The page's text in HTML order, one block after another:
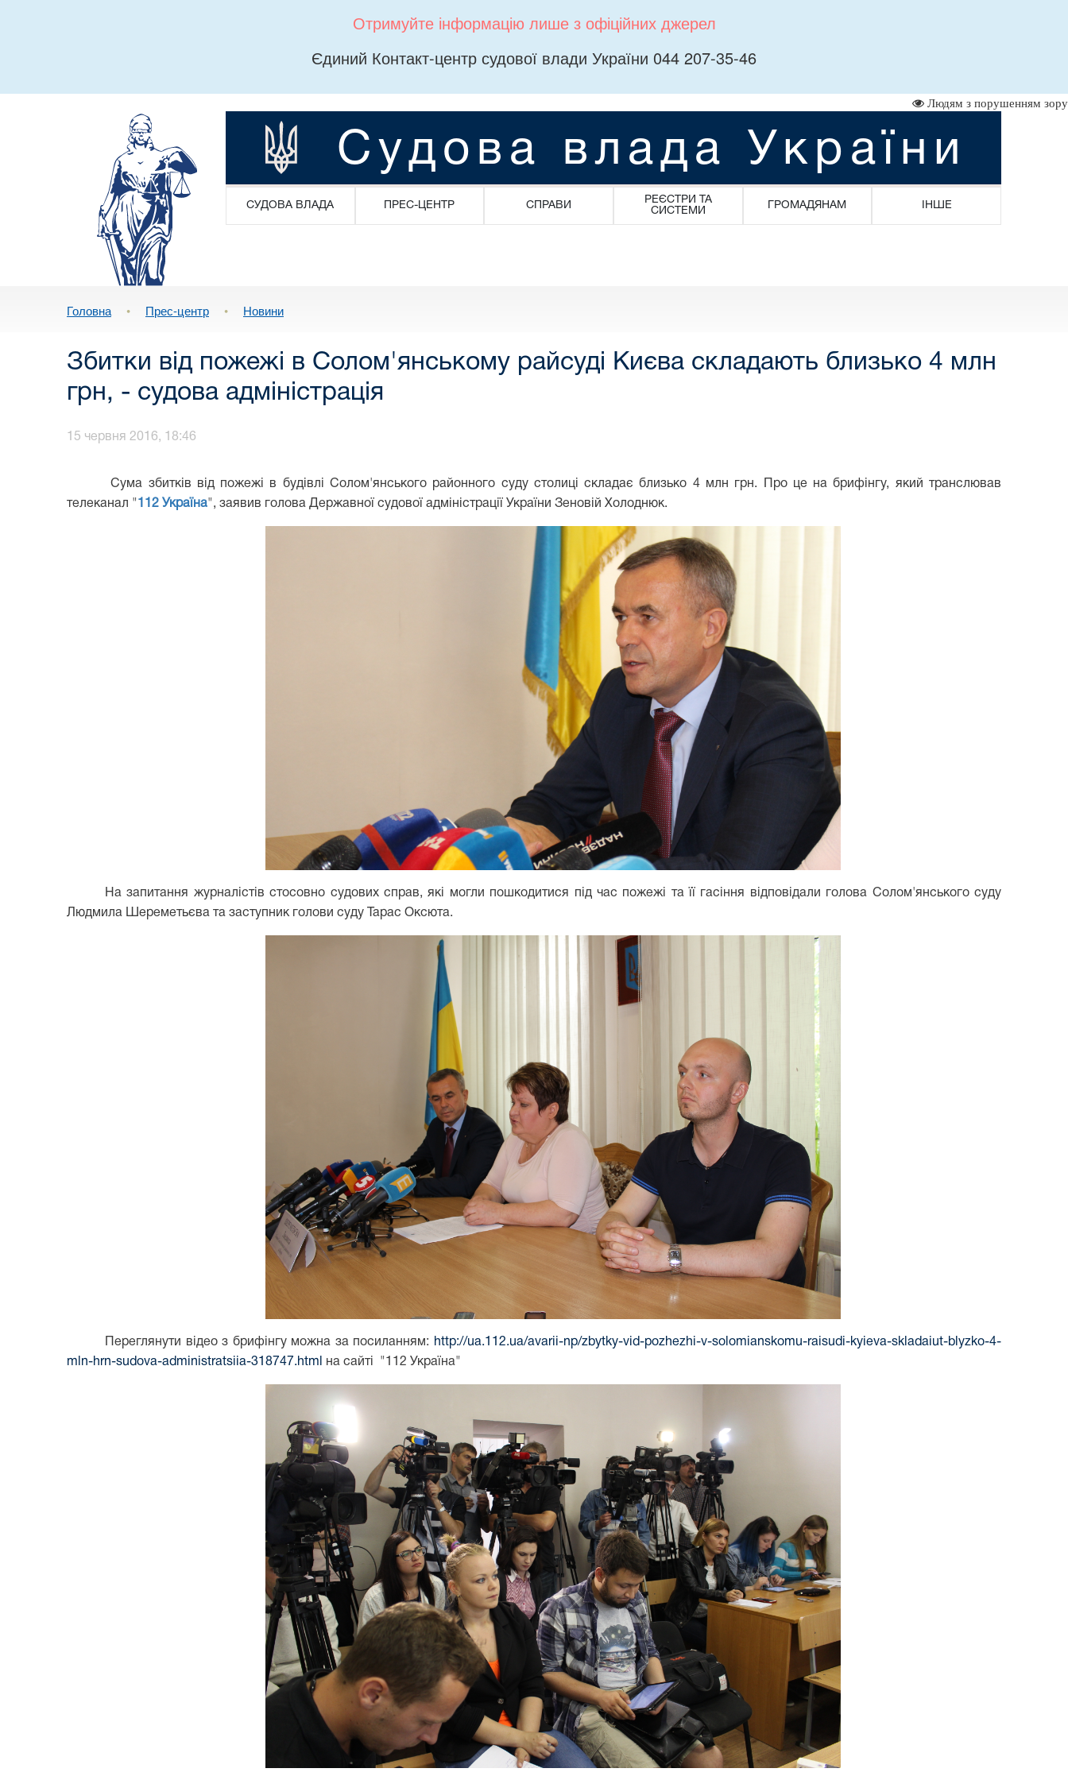
Отримуйте інформацію лише з офіційних джерел
Єдиний Контакт-центр судової влади України 044 207-35-46
Людям з порушенням зору
Судова влада України
СУДОВА ВЛАДА ПРЕС-ЦЕНТР СПРАВИ
РЕЄСТРИ ТА
СИСТЕМИ
ГРОМАДЯНАМ ІНШЕ
Головна • Прес-центр • Новини
Збитки від пожежі в Солом'янському райсуді Києва складають близько 4 млн
грн, - судова адміністрація
15 червня 2016, 18:46
Сума збитків від пожежі в будівлі Солом'янського районного суду столиці складає близько 4 млн грн. Про це на брифінгу, який транслював
телеканал "
112 Україна", заявив голова Державної судової адміністрації України Зеновій Холоднюк.
На запитання журналістів стосовно судових справ, які могли пошкодитися під час пожежі та її гасіння відповідали голова Солом'янського суду
Людмила Шереметьєва та заступник голови суду Тарас Оксюта.
Переглянути відео з брифінгу можна за посиланням:
http://ua.112.ua/avarii-np/zbytky-vid-pozhezhi-v-solomianskomu-raisudi-kyieva-skladaiut-blyzko-4-
mln-hrn-sudova-administratsiia-318747.html
на сайті "112 Україна"